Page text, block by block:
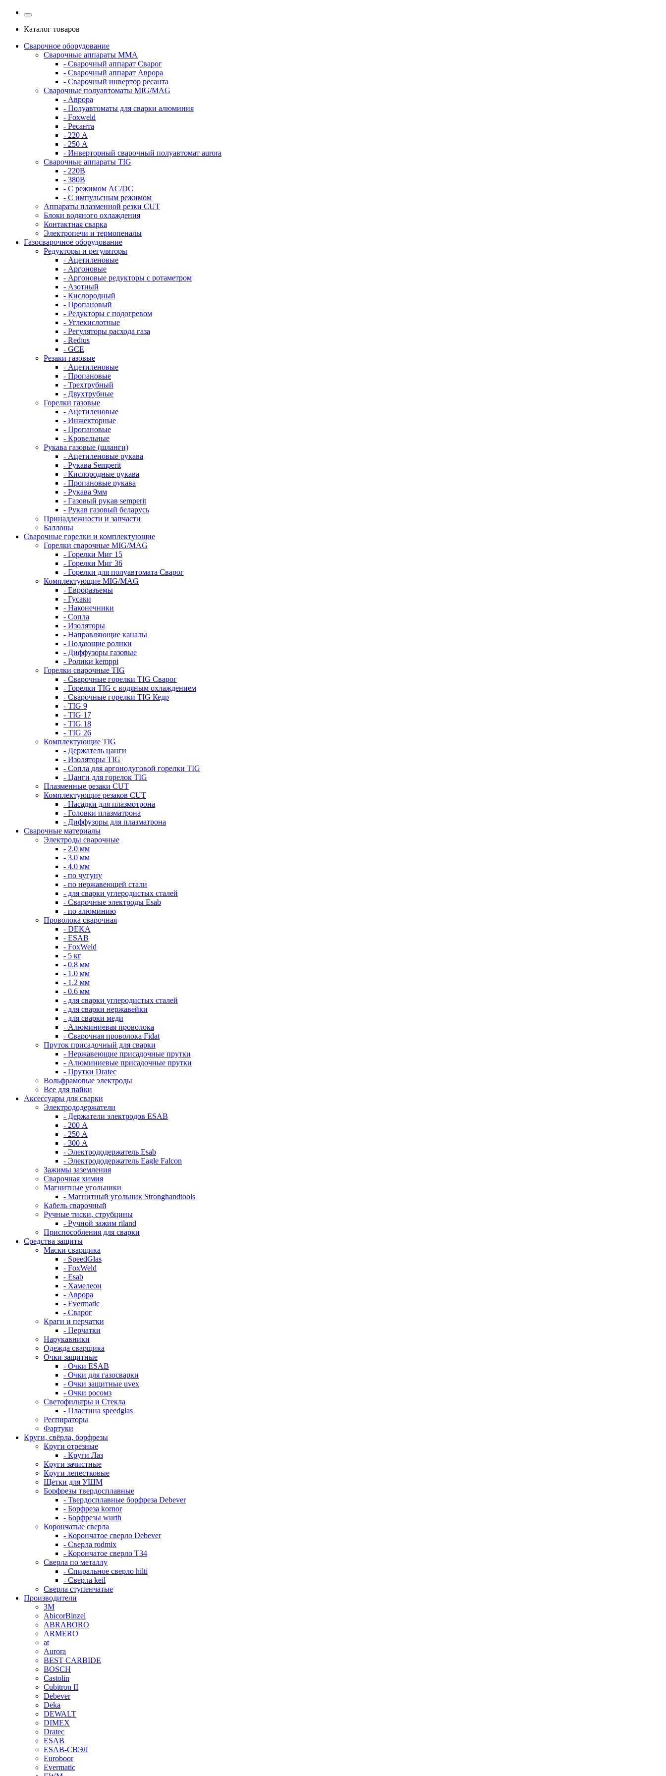
Каталог товаров
Сварочное оборудование
Сварочные аппараты MMA
- Сварочный аппарат Сварог
- Сварочный аппарат Аврора
- Сварочный инвертор ресанта
Сварочные полуавтоматы MIG/MAG
- Аврора
- Полуавтоматы для сварки алюминия
- Foxweld
- Ресанта
- 220 А
- 250 А
- Инверторный сварочный полуавтомат aurora
Сварочные аппараты TIG
- 220В
- 380В
- С режимом AC/DC
- С импульсным режимом
Аппараты плазменной резки CUT
Блоки водяного охлаждения
Контактная сварка
Электропечи и термопеналы
Газосварочное оборудование
Редукторы и регуляторы
- Ацетиленовые
- Аргоновые
- Аргоновые редукторы с ротаметром
- Азотный
- Кислородный
- Пропановый
- Редукторы с подогревом
- Углекислотные
- Регуляторы расхода газа
- Redius
- GCE
Резаки газовые
- Ацетиленовые
- Пропановые
- Трехтрубный
- Двухтрубные
Горелки газовые
- Ацетиленовые
- Инжекторные
- Пропановые
- Кровельные
Рукава газовые (шланги)
- Ацетиленовые рукава
- Рукава Semperit
- Кислородные рукава
- Пропановые рукава
- Рукава 9мм
- Газовый рукав semperit
- Рукав газовый беларусь
Принадлежности и запчасти
Баллоны
Сварочные горелки и комплектующие
Горелки сварочные MIG/MAG
- Горелки Миг 15
- Горелки Миг 36
- Горелки для полуавтомата Сварог
Комплектующие MIG/MAG
- Евроразъемы
- Гусаки
- Наконечники
- Сопла
- Изоляторы
- Направляющие каналы
- Подающие ролики
- Диффузоры газовые
- Ролики kemppi
Горелки сварочные TIG
- Сварочные горелки TIG Сварог
- Горелки TIG с водяным охлаждением
- Сварочные горелки TIG Кедр
- TIG 9
- TIG 17
- TIG 18
- TIG 26
Комплектующие TIG
- Держатель цанги
- Изоляторы TIG
- Сопла для аргонодуговой горелки TIG
- Цанги для горелок TIG
Плазменные резаки CUT
Комплектующие резаков CUT
- Насадки для плазмотрона
- Головки плазматрона
- Диффузоры для плазматрона
Сварочные материалы
Электроды сварочные
- 2.0 мм
- 3.0 мм
- 4.0 мм
- по чугуну
- по нержавеющей стали
- для сварки углеродистых сталей
- Сварочные электроды Esab
- по алюминию
Проволока сварочная
- DEKA
- ESAB
- FoxWeld
- 5 кг
- 0.8 мм
- 1.0 мм
- 1.2 мм
- 0.6 мм
- для сварки углеродистых сталей
- для сварки нержавейки
- для сварки меди
- Алюминиевая проволока
- Сварочная проволока Fidat
Пруток присадочный для сварки
- Нержавеющие присадочные прутки
- Алюминиевые присадочные прутки
- Прутки Dratec
Вольфрамовые электроды
Все для пайки
Аксессуары для сварки
Электрододержатели
- Держатели электродов ESAB
- 200 А
- 250 А
- 300 А
- Электрододержатель Esab
- Электрододержатель Eagle Falcon
Зажимы заземления
Сварочная химия
Магнитные угольники
- Магнитный угольник Stronghandtools
Кабель сварочный
Ручные тиски, струбцины
- Ручной зажим riland
Приспособления для сварки
Средства защиты
Маски сварщика
- SpeedGlas
- FoxWeld
- Esab
- Хамелеон
- Аврора
- Evermatic
- Сварог
Краги и перчатки
- Перчатки
Нарукавники
Одежда сварщика
Очки защитные
- Очки ESAB
- Очки для газосварки
- Очки защитные uvex
- Очки росомз
Светофильтры и Стекла
- Пластина speedglas
Респираторы
Фартуки
Круги, свёрла, борфрезы
Круги отрезные
- Круги Лаз
Круги зачистные
Круги лепестковые
Щетки для УШМ
Борфрезы твердосплавные
- Твердосплавные борфреза Debever
- Борфреза kornor
- Борфрезы wurth
Корончатые сверла
- Корончатое сверло Debever
- Сверла rodmix
- Корончатое сверло T34
Сверла по металлу
- Спиральное сверло hilti
- Сверла keil
Сверла ступенчатые
Производители
3M
AbicorBinzel
ABRABORO
ARMERO
at
Aurora
BEST CARBIDE
BOSCH
Castolin
Cubitron II
Debever
Deka
DEWALT
DIMEX
Dratec
ESAB
ESAB-СВЭЛ
Euroboor
Evermatic